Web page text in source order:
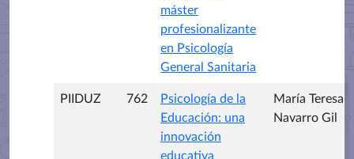
máster
profesionalizante
en Psicología
General Sanitaria
PIIDUZ 762
Psicología de la
Educación: una
innovación
educativa
María Teresa
Navarro Gil